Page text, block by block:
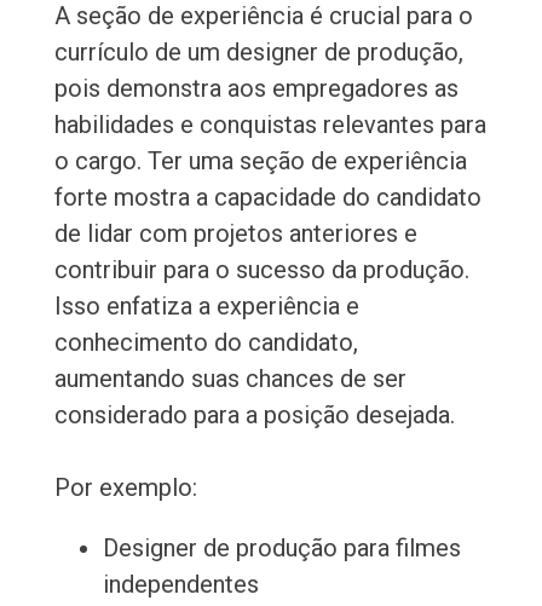
A seção de experiência é crucial para o
currículo de um designer de produção,
pois demonstra aos empregadores as
habilidades e conquistas relevantes para
o cargo. Ter uma seção de experiência
forte mostra a capacidade do candidato
de lidar com projetos anteriores e
contribuir para o sucesso da produção.
Isso enfatiza a experiência e
conhecimento do candidato,
aumentando suas chances de ser
considerado para a posição desejada.
Por exemplo:
Designer de produção para filmes
independentes